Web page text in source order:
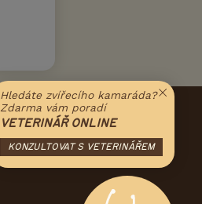
Hledáte zvířecího kamaráda?
Zdarma vám poradí
VETERINÁŘ ONLINE
KONZULTOVAT S VETERINÁŘEM